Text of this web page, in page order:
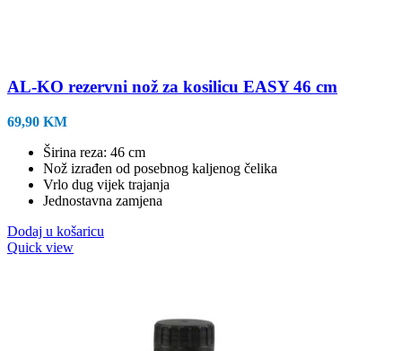
AL-KO rezervni nož za kosilicu EASY 46 cm
69,90 KM
Širina reza: 46 cm
Nož izrađen od posebnog kaljenog čelika
Vrlo dug vijek trajanja
Jednostavna zamjena
Dodaj u košaricu
Quick view